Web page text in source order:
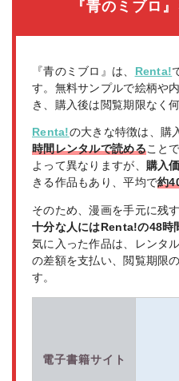
『青のミブロ
『青のミブロ』は、 Renta!
す。無料サンプルで絵柄や
き、購入後は閲覧期限なく
Renta!の大きな特徴は、購
時間レンタルで読めること
よって異なりますが、 購入
きる作品もあり、平均で約
そのため、漫画を手元に残
十分な人にはRenta!の48時
気に入った作品は、レンタ
の差額を支払い、閲覧期限
す。
電子書籍サイト